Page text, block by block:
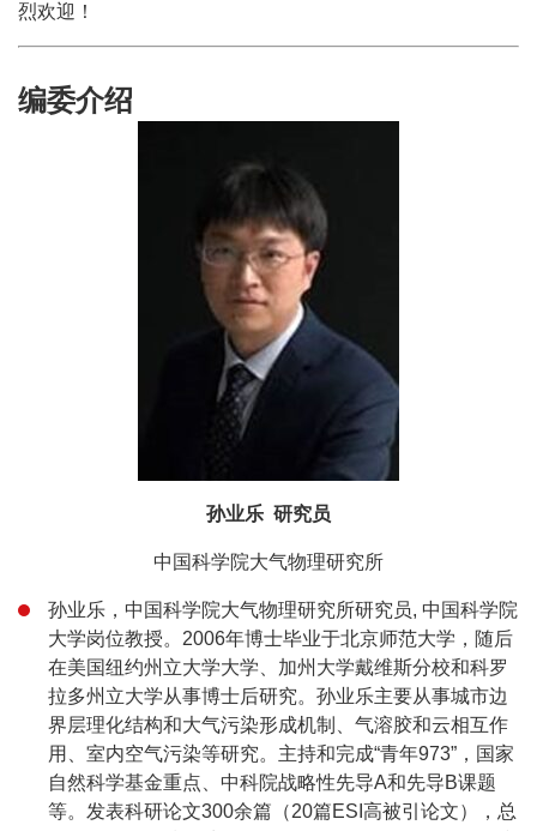
烈欢迎！
编委介绍
孙业乐 研究员
中国科学院大气物理研究所
孙业乐，中国科学院大气物理研究所研究员, 中国科学院
大学岗位教授。2006年博士毕业于北京师范大学，随后
在美国纽约州立大学大学、加州大学戴维斯分校和科罗
拉多州立大学从事博士后研究。孙业乐主要从事城市边
界层理化结构和大气污染形成机制、气溶胶和云相互作
用、室内空气污染等研究。主持和完成“青年973”，国家
自然科学基金重点、中科院战略性先导A和先导B课题
等。发表科研论文300余篇（20篇ESI高被引论文），总